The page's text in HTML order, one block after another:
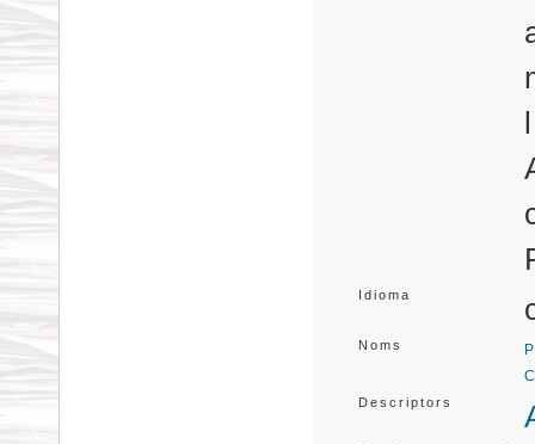
Idioma
Noms
Descriptors